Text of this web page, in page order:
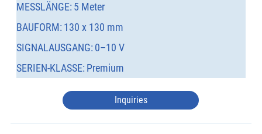
MESSLÄNGE: 5 Meter
BAUFORM: 130 x 130 mm
SIGNALAUSGANG: 0–10 V
SERIEN-KLASSE: Premium
Inquiries